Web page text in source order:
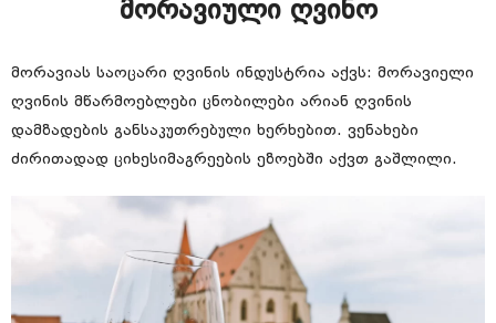
მორავიული ღვინო
მორავიას საოცარი ღვინის ინდუსტრია აქვს: მორავიელი
ღვინის მწარმოებლები ცნობილები არიან ღვინის
დამზადების განსაკუთრებული ხერხებით. ვენახები
ძირითადად ციხესიმაგრეების ეზოებში აქვთ გაშლილი.